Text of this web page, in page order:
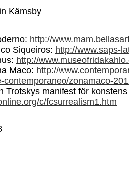
Kämsby
http://
Siqueiros: http://www.saps-
http://
Maco: http://
contemporaneo/zonamaco-
Trotskys manifest för
c/fcsurrealism1.htm